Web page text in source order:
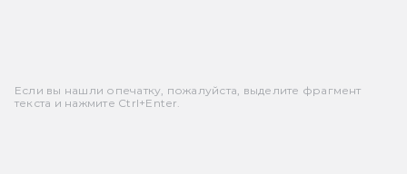
Если вы нашли опечатку, пожалуйста, выделите фрагмент
текста и нажмите Ctrl+Enter.